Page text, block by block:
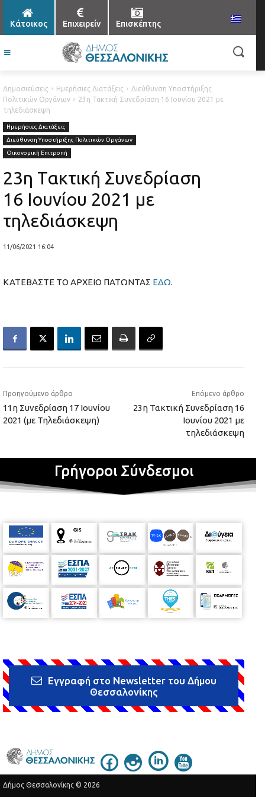
Κάτοικος Επιχειρείν Επισκέπτης
Δημοσιεύσεις Ημερήσιες Διατάξεις
Διεύθυνση Υποστήριξης
Πολιτικών Οργάνων
23η Τακτική Συνεδρίαση 16 Ιουνίου 2021 με
τηλεδιάσκεψη
Ημερήσιες Διατάξεις
Διεύθυνση Υποστήριξης Πολιτικών Οργάνων
Οικονομική Επιτροπή
23η Τακτική Συνεδρίαση
16 Ιουνίου 2021 με
τηλεδιάσκεψη
11/06/2021 16:04
ΚΑΤΕΒΑΣΤΕ ΤΟ ΑΡΧΕΙΟ ΠΑΤΩΝΤΑΣ ΕΔΩ.
Προηγούμενο άρθρο
11η Συνεδρίαση 17 Ιουνίου
2021 (με Τηλεδιάσκεψη)
Επόμενο άρθρο
23η Τακτική Συνεδρίαση 16
Ιουνίου 2021 με
τηλεδιάσκεψη
Γρήγοροι Σύνδεσμοι
Εγγραφή στο Newsletter του Δήμου
Θεσσαλονίκης
Δήμος Θεσσαλονίκης © 2026